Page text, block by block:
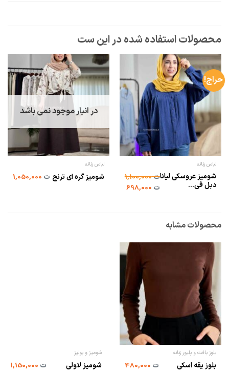
حراج!
لباس زنانه
شومیز عروسکی لیانا
دبل فی...
ت1,100,000
ت698,000
در انبار موجود نمی باشد
لباس زنانه
شومیز گره ای ترنج ت1,050,000
محصولات مشابه
بلوز بافت و پلیور زنانه
بلوز یقه اسکی ت480,000
شومیز و بولیز
شومیز لاولی ت1,150,000